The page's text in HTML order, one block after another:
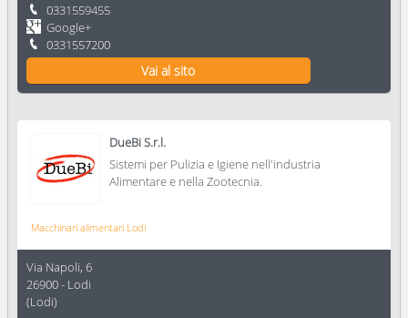
0331559455
Google+
0331557200
Vai al sito
DueBi S.r.l.
Sistemi per Pulizia e Igiene nell'industria
Alimentare e nella Zootecnia.
Macchinari alimentari Lodi
Via Napoli, 6
26900- Lodi
(Lodi)